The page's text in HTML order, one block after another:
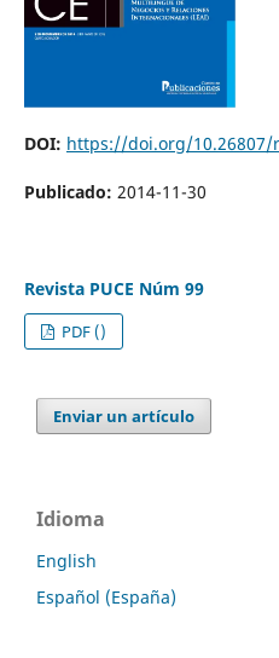
DOI: https://doi.org/10.26807/
Publicado: 2014-11-30
Revista PUCE Núm 99
PDF ()
Enviar un artículo
Idioma
English
Español (España)